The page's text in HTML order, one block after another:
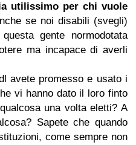
utilissimo per chi vuole
se noi disabili (svegli)
gente normodotata
ma incapace di averli
avete promesso e usato i
vi hanno dato il loro finto
una volta eletti? A
Sapete che quando
come sempre non